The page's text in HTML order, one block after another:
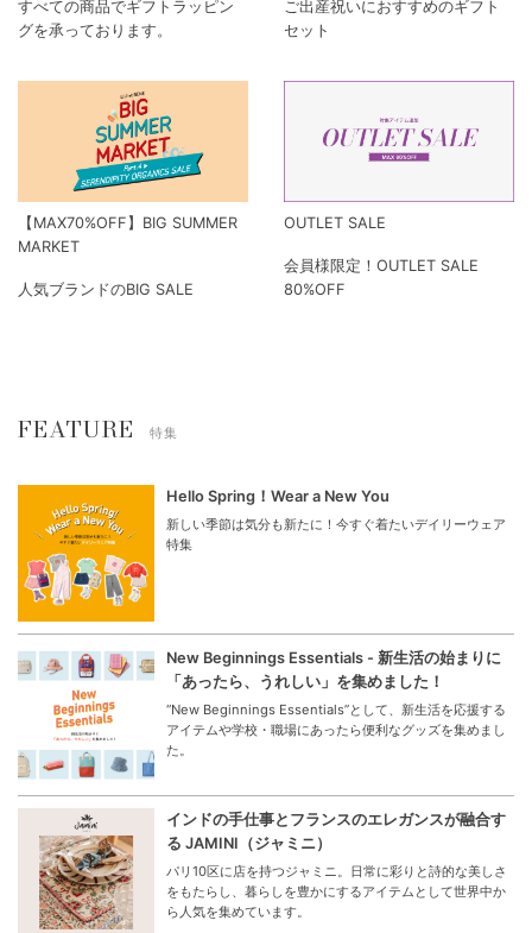
¥6,600
¥9,350
¥16,060
PICK-UP!
ギフトラッピング
グを承っております。
【MAX70%OFF】BIG SUMMER
MARKET
人気ブランドのBIG SALE
OUTLET SALE
会員様限定！OUTLET SALE
FEATURE 特集